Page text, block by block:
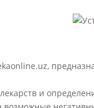
и